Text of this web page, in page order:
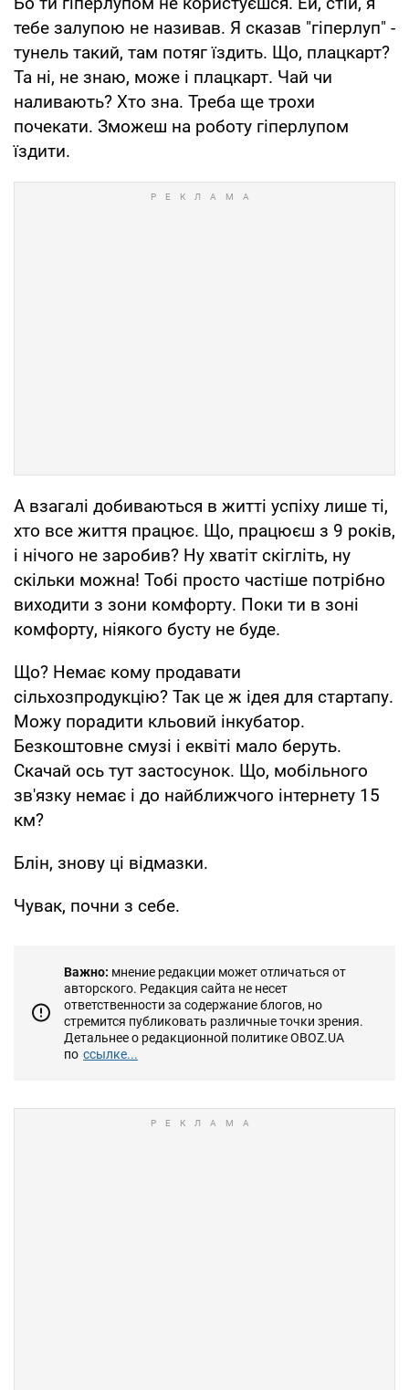
тебе залупою не називав. Я сказав "гіперлуп" -
тунель такий, там потяг їздить. Що, плацкарт?
Та ні, не знаю, може і плацкарт. Чай чи
наливають? Хто зна. Треба ще трохи
почекати. Зможеш на роботу гіперлупом
їздити.
А взагалі добиваються в житті успіху лише ті,
хто все життя працює. Що, працюєш з 9 років,
і нічого не заробив? Ну хватіт скігліть, ну
скільки можна! Тобі просто частіше потрібно
виходити з зони комфорту. Поки ти в зоні
комфорту, ніякого бусту не буде.
Що? Немає кому продавати
сільхозпродукцію? Так це ж ідея для стартапу.
Можу порадити кльовий інкубатор.
Безкоштовне смузі і еквіті мало беруть.
Скачай ось тут застосунок. Що, мобільного
зв'язку немає і до найближчого інтернету 15
км?
Блін, знову ці відмазки.
Чувак, почни з себе.
Важно: мнение редакции может отличаться от
авторского. Редакция сайта не несет
ответственности за содержание блогов, но
стремится публиковать различные точки зрения.
Детальнее о редакционной политике OBOZ.UA
по ссылке...